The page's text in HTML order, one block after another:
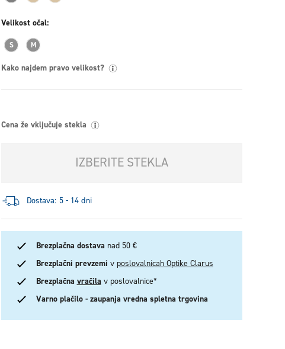
Velikost očal
S M
Kako najdem pravo velikost?
Cena že vključuje stekla
IZBERITE STEKLA
Dostava: 5 - 14 dni
Brezplačna dostava nad 50 €
Brezplačni prevzemi v poslovalnicah Optike Clarus
Brezplačna vračila v poslovalnice*
Varno plačilo - zaupanja vredna spletna trgovina